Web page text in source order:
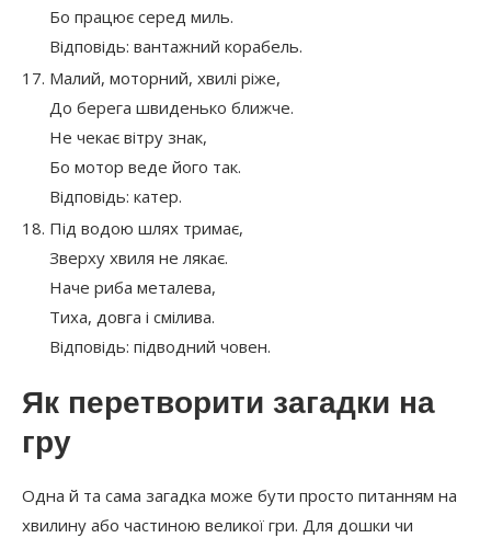
Бо працює серед миль.
Відповідь: вантажний корабель.
Малий, моторний, хвилі ріже,
До берега швиденько ближче.
Не чекає вітру знак,
Бо мотор веде його так.
Відповідь: катер.
Під водою шлях тримає,
Зверху хвиля не лякає.
Наче риба металева,
Тиха, довга і смілива.
Відповідь: підводний човен.
Як перетворити загадки на
гру
Одна й та сама загадка може бути просто питанням на
хвилину або частиною великої гри. Для дошки чи